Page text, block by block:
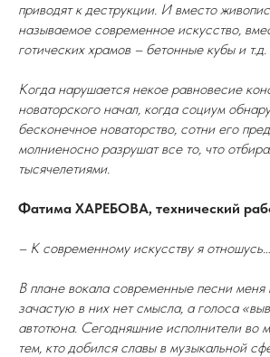
приводят к деструкции. И вместо
называемое современное искусство,
готических храмов – бетонные кубы и т.д.
Когда нарушается некое равновесие
новаторского начал, когда социум
бесконечное новаторство, сотни его
молниеносно разрушат все то, что
тысячелетиями.
Фатима ХАРЕБОВА, технический
– К современному искусству я
В плане вокала современные песни меня
зачастую в них нет смысла, а голоса
автотюна. Сегодняшние исполнители во
тем, кто добился славы в музыкальной